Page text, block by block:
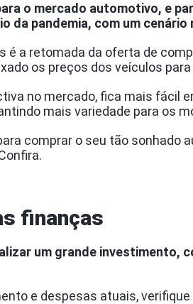
o mercado automotivo, e
da pandemia, com um
é a retomada da oferta de
os preços dos veículos
no mercado, fica mais fácil
mais variedade para os
comprar o seu tão sonhado
finanças
um grande investimento,
e despesas atuais,